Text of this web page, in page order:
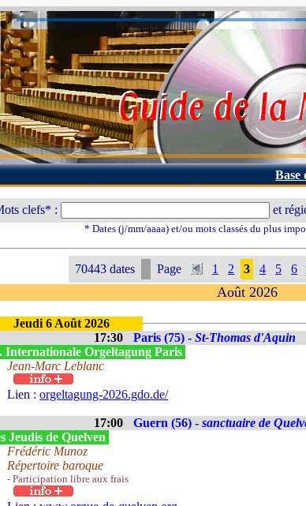
Base
clefs* : et
* Dates (j/mm/aaaa) et/ou mots classés du plus
70443 dates Page 1 2 3 4 5 6
Août 2026
Jeudi 6 Août 2026
17:30
Paris (75) - St-Thomas d'Aquin
Internationale Orgeltagung Paris
Jean-Marc Leblanc
Lien : orgeltagung-2026.gdo.de/
17:00 Guern (56) - sanctuaire de
Jeudis de Quelven
Frédéric Munoz
Répertoire baroque
- Participation libre aux frais